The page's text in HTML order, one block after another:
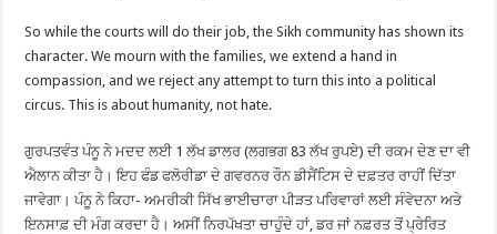
So while the courts will do their job, the Sikh community has shown its
character. We mourn with the families, we extend a hand in
compassion, and we reject any attempt to turn this into a political
circus. This is about humanity, not hate.
ਗੁਰਪਤਵੰਤ ਪੰਨੂ ਨੇ ਮਦਦ ਲਈ 1 ਲੱਖ ਡਾਲਰ (ਲਗਭਗ 83 ਲੱਖ ਰੁਪਏ) ਦੀ ਰਕਮ ਦੇਣ ਦਾ ਵੀ
ਐਲਾਨ ਕੀਤਾ ਹੈ। ਇਹ ਫੰਡ ਫਲੋਰੀਡਾ ਦੇ ਗਵਰਨਰ ਰੌਨ ਡੀਸੈਂਟਿਸ ਦੇ ਦਫ਼ਤਰ ਰਾਹੀਂ ਦਿੱਤਾ
ਜਾਵੇਗਾ। ਪੰਨੂ ਨੇ ਕਿਹਾ- ਅਮਰੀਕੀ ਸਿੱਖ ਭਾਈਚਾਰਾ ਪੀੜਤ ਪਰਿਵਾਰਾਂ ਲਈ ਸੰਵੇਦਨਾ ਅਤੇ
ਇਨਸਾਫ਼ ਦੀ ਮੰਗ ਕਰਦਾ ਹੈ। ਅਸੀਂ ਨਿਰਪੱਖਤਾ ਚਾਹੁੰਦੇ ਹਾਂ, ਡਰ ਜਾਂ ਨਫ਼ਰਤ ਤੋਂ ਪ੍ਰੇਰਿਤ